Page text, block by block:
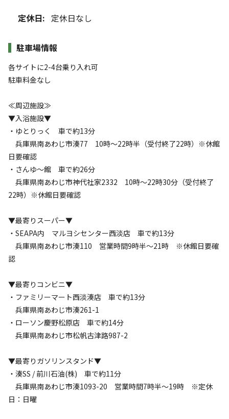
定休日: 定休日なし
駐車場情報
各サイトに2-4台乗り入れ可
駐車料金なし
≪周辺施設≫
▼入浴施設▼
・ゆとりっく 車で約13分
兵庫県南あわじ市湊77 10時～22時半（受付終了22時）※休館
日要確認
・さんゆ～館 車で約26分
兵庫県南あわじ市神代社家2332 10時～22時30分（受付終了
22時）※休館日要確認
▼最寄りスーパー▼
・SEAPA内 マルヨシセンター西淡店 車で約13分
兵庫県南あわじ市湊110 営業時間9時半～21時 ※休館日要確
認
▼最寄りコンビニ▼
・ファミリーマート西淡湊店 車で約13分
兵庫県南あわじ市湊261-1
・ローソン慶野松原店 車で約14分
兵庫県南あわじ市松帆古津路987-2
▼最寄りガソリンスタンド▼
・湊SS / 前川石油(株) 車で約11分
兵庫県南あわじ市湊1093-20 営業時間7時半～19時 ※定休
日：日曜